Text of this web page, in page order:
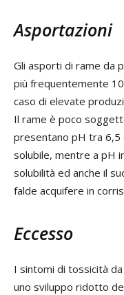
Asportazioni
Gli asporti di rame da
più frequentemente
caso di elevate
Il rame è poco
presentano pH tra 6,5
solubile, mentre a pH
solubilità ed anche il
falde acquifere in
Eccesso
I sintomi di tossicità
uno sviluppo ridotto